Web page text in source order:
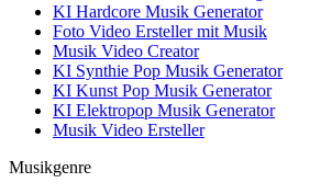
KI Hardcore Musik Generator
Foto Video Ersteller mit Musik
Musik Video Creator
KI Synthie Pop Musik Generator
KI Kunst Pop Musik Generator
KI Elektropop Musik Generator
Musik Video Ersteller
Musikgenre